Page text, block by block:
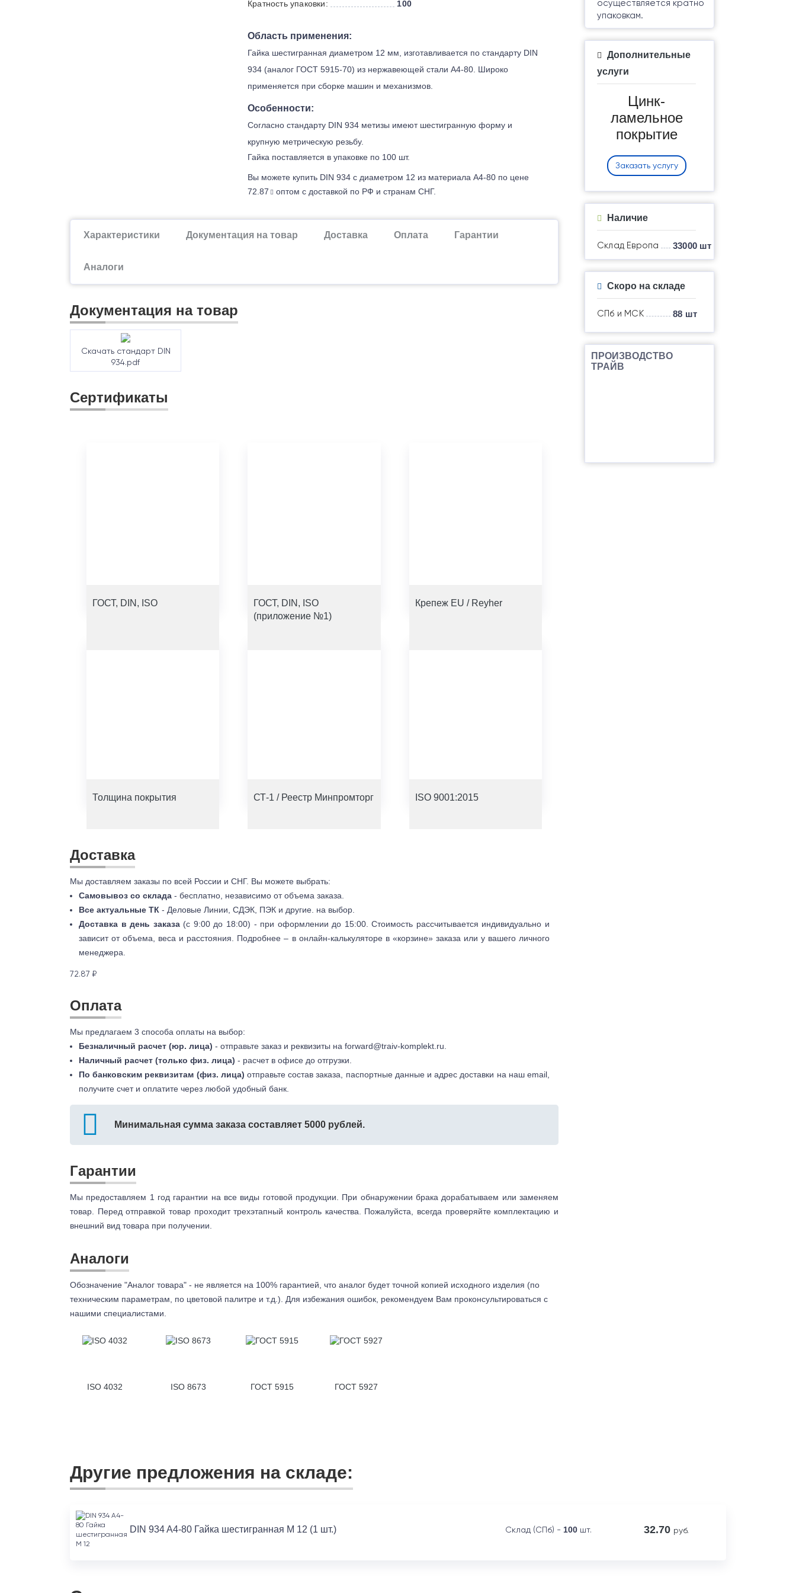
Кратность упаковки: 100
Область применения:
Гайка шестигранная диаметром 12 мм, изготавливается по стандарту DIN
934 (аналог ГОСТ 5915-70) из нержавеющей стали А4-80. Широко
применяется при сборке машин и механизмов.
Особенности:
Согласно стандарту DIN 934 метизы имеют шестигранную форму и
крупную метрическую резьбу.
Гайка поставляется в упаковке по 100 шт.
Вы можете купить DIN 934 с диаметром 12 из материала А4-80 по цене
72.87
оптом с доставкой по РФ и странам СНГ.
Характеристики Документация на товар Доставка Оплата Гарантии
Аналоги
Документация на товар
Скачать стандарт DIN
934.pdf
Сертификаты
ГОСТ, DIN, ISO
ГОСТ, DIN, ISO
(приложение №1)
Крепеж EU / Reyher
Толщина покрытия СТ-1 / Реестр Минпромторг ISO 9001:2015
Доставка
Мы доставляем заказы по всей России и СНГ. Вы можете выбрать:
Самовывоз со склада - бесплатно, независимо от объема заказа.
Все актуальные ТК - Деловые Линии, СДЭК, ПЭК и другие. на выбор.
Доставка в день заказа(с 9:00 до 18:00) - при оформлении до 15:00. Стоимость рассчитывается индивидуально и
зависит от объема, веса и расстояния. Подробнее – в онлайн-калькуляторе в «корзине» заказа или у вашего личного
менеджера.
72.87 ₽
Оплата
Мы предлагаем 3 способа оплаты на выбор:
Безналичный расчет (юр. лица) - отправьте заказ и реквизиты на forward@traiv-komplekt.ru
Наличный расчет (только физ. лица) - расчет в офисе до отгрузки.
По банковским реквизитам (физ. лица) отправьте состав заказа, паспортные данные и адрес доставки на наш email,
получите счет и оплатите через любой удобный банк.
Минимальная сумма заказа составляет 5000 рублей.
Гарантии
Мы предоставляем 1 год гарантии на все виды готовой продукции. При обнаружении брака дорабатываем или заменяем
товар. Перед отправкой товар проходит трехэтапный контроль качества. Пожалуйста, всегда проверяйте комплектацию и
внешний вид товара при получении.
Аналоги
Обозначение "Аналог товара" - не является на 100% гарантией, что аналог будет точной копией исходного изделия (по
техническим параметрам, по цветовой палитре и т.д.). Для избежания ошибок, рекомендуем Вам проконсультироваться с
нашими специалистами.
ISO 4032 ISO 8673 ГОСТ 5915 ГОСТ 5927
осуществляется кратно
упаковкам.
Дополнительные
услуги
Цинк-
ламельное
покрытие
Заказать услугу
Наличие
Склад Европа 33000 шт
Скоро на складе
СПб и МСК 88 шт
ПРОИЗВОДСТВО
ТРАЙВ
Другие предложения на складе:
DIN 934 A4-80 Гайка шестигранная M 12 (1 шт.) Склад (СПб) - 100 шт. 32.70 руб.